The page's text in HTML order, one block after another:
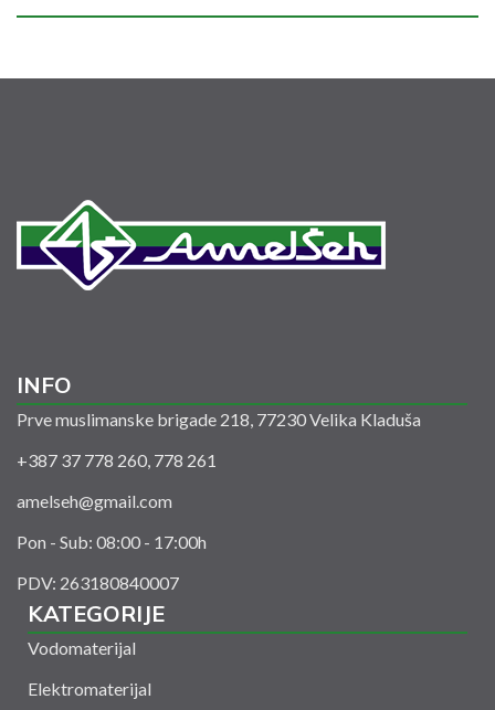
INFO
Prve muslimanske brigade 218, 77230 Velika Kladuša
+387 37 778 260, 778 261
amelseh@gmail.com
Pon - Sub: 08:00 - 17:00h
PDV: 263180840007
KATEGORIJE
Vodomaterijal
Elektromaterijal